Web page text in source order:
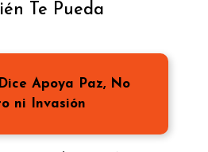
Te Pueda
Apoya Paz, No
ni Invasión